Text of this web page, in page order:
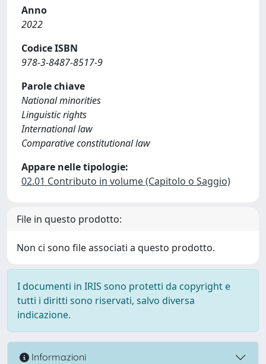
Anno
2022
Codice ISBN
978-3-8487-8517-9
Parole chiave
National minorities
Linguistic rights
International law
Comparative constitutional law
Appare nelle tipologie:
02.01 Contributo in volume (Capitolo o Saggio)
File in questo prodotto:
Non ci sono file associati a questo prodotto.
I documenti in IRIS sono protetti da copyright e
tutti i diritti sono riservati, salvo diversa
indicazione.
Informazioni